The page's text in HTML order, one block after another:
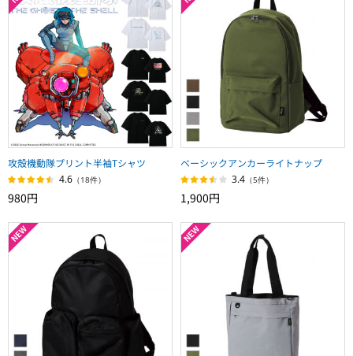
攻殻機動隊プリント半袖Tシャツ
4.6 （18件）
980円
ベーシックアンカーライトナップ
3.4 （5件）
1,900円